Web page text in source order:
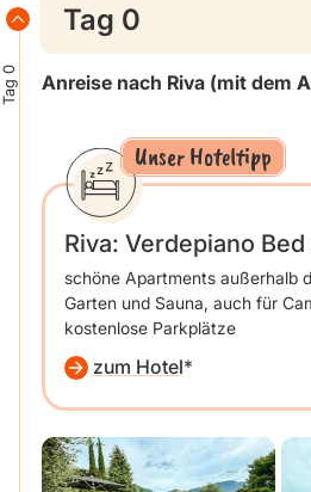
Tag 0
Tag 0
Anreise nach Riva(mit dem
Unser Hoteltipp
Riva: Verdepiano
schöne Apartments außerhalb
Garten und Sauna, auch für
kostenlose Parkplätze
zum Hotel